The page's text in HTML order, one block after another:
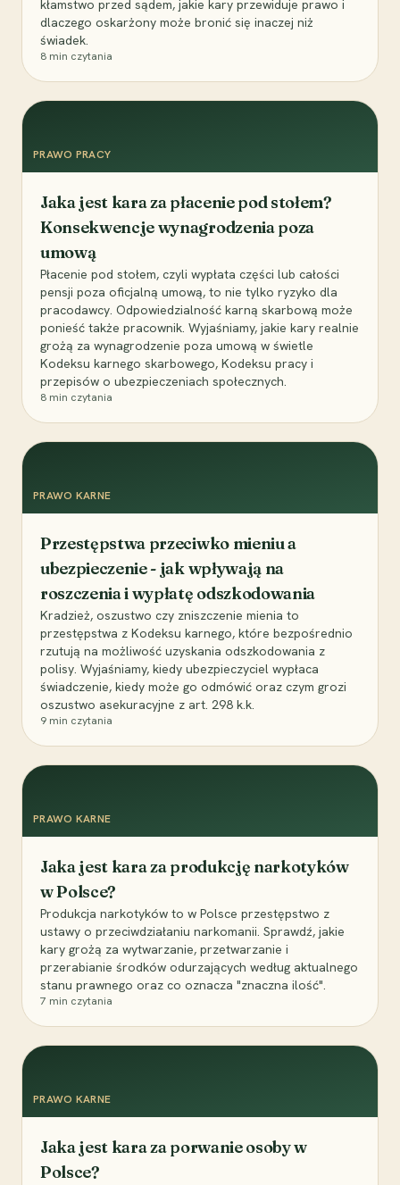
kłamstwo przed sądem, jakie kary przewiduje prawo i
dlaczego oskarżony może bronić się inaczej niż
świadek.
8 min czytania
PRAWO PRACY
Jaka jest kara za płacenie pod stołem?
Konsekwencje wynagrodzenia poza
umową
Płacenie pod stołem, czyli wypłata części lub całości
pensji poza oficjalną umową, to nie tylko ryzyko dla
pracodawcy. Odpowiedzialność karną skarbową może
ponieść także pracownik. Wyjaśniamy, jakie kary realnie
grożą za wynagrodzenie poza umową w świetle
Kodeksu karnego skarbowego, Kodeksu pracy i
przepisów o ubezpieczeniach społecznych.
8 min czytania
PRAWO KARNE
Przestępstwa przeciwko mieniu a
ubezpieczenie - jak wpływają na
roszczenia i wypłatę odszkodowania
Kradzież, oszustwo czy zniszczenie mienia to
przestępstwa z Kodeksu karnego, które bezpośrednio
rzutują na możliwość uzyskania odszkodowania z
polisy. Wyjaśniamy, kiedy ubezpieczyciel wypłaca
świadczenie, kiedy może go odmówić oraz czym grozi
oszustwo asekuracyjne z art. 298 k.k.
9 min czytania
PRAWO KARNE
Jaka jest kara za produkcję narkotyków
w Polsce?
Produkcja narkotyków to w Polsce przestępstwo z
ustawy o przeciwdziałaniu narkomanii. Sprawdź, jakie
kary grożą za wytwarzanie, przetwarzanie i
przerabianie środków odurzających według aktualnego
stanu prawnego oraz co oznacza "znaczna ilość".
7 min czytania
PRAWO KARNE
Jaka jest kara za porwanie osoby w
Polsce?